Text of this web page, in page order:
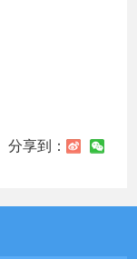
分享到：